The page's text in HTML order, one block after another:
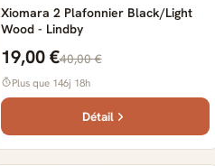
Xiomara 2 Plafonnier Black/Light
Wood - Lindby
19,00 €40,00 €
Plus que 146j 18h
Détail